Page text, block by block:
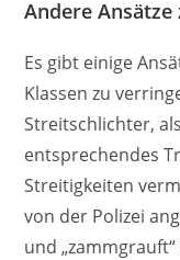
Andere
Es gibt einige
Klassen zu
Streitschlichter,
entsprechendes
Streitigkeiten
von der Polizei
und